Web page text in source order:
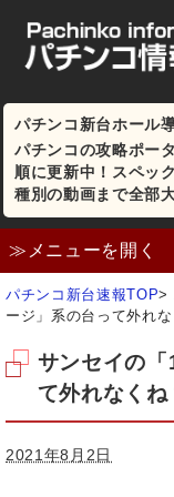
パチンコ新台ホール
パチンコの攻略ポー
順に更新中！スペッ
種別の動画まで全部
≫メニューを開く
パチンコ新台速報TOP>
ージ」系の台って外れな
サンセイの
て外れなく
2021年8月2日